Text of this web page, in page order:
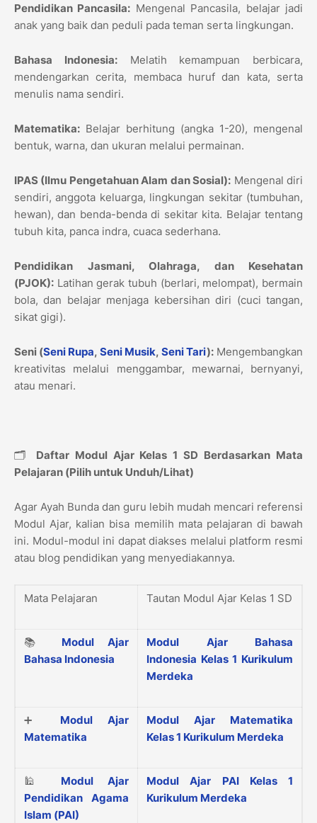
Pendidikan Pancasila: Mengenal Pancasila, belajar jadi
anak yang baik dan peduli pada teman serta lingkungan.
Bahasa Indonesia:Melatih kemampuan berbicara,
mendengarkan cerita, membaca huruf dan kata, serta
menulis nama sendiri.
Matematika: Belajar berhitung (angka 1-20), mengenal
bentuk, warna, dan ukuran melalui permainan.
IPAS (Ilmu Pengetahuan Alam dan Sosial): Mengenal diri
sendiri, anggota keluarga, lingkungan sekitar (tumbuhan,
hewan), dan benda-benda di sekitar kita. Belajar tentang
tubuh kita, panca indra, cuaca sederhana.
Pendidikan Jasmani, Olahraga, dan Kesehatan
(PJOK): Latihan gerak tubuh (berlari, melompat), bermain
bola, dan belajar menjaga kebersihan diri (cuci tangan,
sikat gigi).
Seni (Seni Rupa, Seni Musik, Seni Tari): Mengembangkan
kreativitas melalui menggambar, mewarnai, bernyanyi,
atau menari.
🗂️ Daftar Modul Ajar Kelas 1 SD Berdasarkan Mata
Pelajaran (Pilih untuk Unduh/Lihat)
Agar Ayah Bunda dan guru lebih mudah mencari referensi
Modul Ajar, kalian bisa memilih mata pelajaran di bawah
ini. Modul-modul ini dapat diakses melalui platform resmi
atau blog pendidikan yang menyediakannya.
Mata Pelajaran Tautan Modul Ajar Kelas 1 SD
📚 Modul Ajar
Bahasa Indonesia
Modul Ajar Bahasa
Indonesia Kelas 1 Kurikulum
Merdeka
➕ Modul Ajar
Matematika
Modul Ajar Matematika
Kelas 1 Kurikulum Merdeka
🕌 Modul Ajar
Pendidikan Agama
Islam (PAI)
Modul Ajar PAI Kelas 1
Kurikulum Merdeka